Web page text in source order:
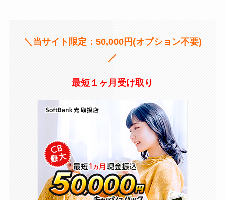
＼当サイト限定：50,000円(オプション不要)
／
最短１ヶ月受け取り